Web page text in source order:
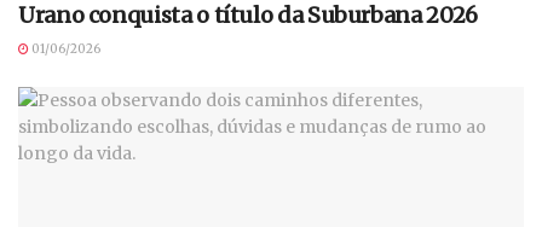
Urano conquista o título da Suburbana 2026
01/06/2026